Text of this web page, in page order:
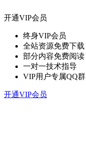
开通VIP会员
终身VIP会员
全站资源免费下载
部分内容免费阅读
一对一技术指导
VIP用户专属QQ群
开通VIP会员